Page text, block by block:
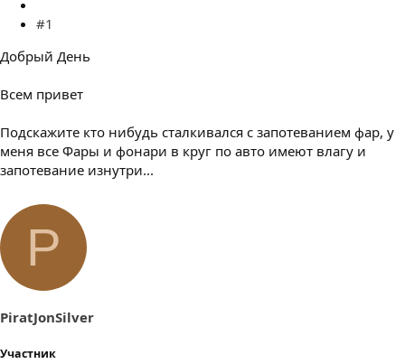
#1
Добрый День
Всем привет
Подскажите кто нибудь сталкивался с запотеванием фар, у
меня все Фары и фонари в круг по авто имеют влагу и
запотевание изнутри...
P
PiratJonSilver
Участник